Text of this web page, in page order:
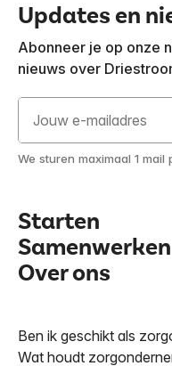
Updates en
Abonneer je op onze
nieuws over
We sturen maximaal 1 mail
Starten
Samenwerken
Over ons
Ben ik geschikt als
Wat houdt